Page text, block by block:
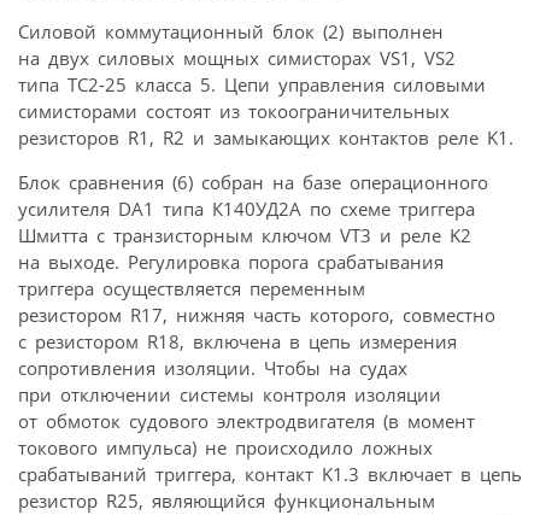
Силовой коммутационный блок (2) выполнен
на двух силовых мощных симисторах VS1, VS2
типа ТС2-25 класса 5. Цепи управления силовыми
симисторами состоят из токоограничительных
резисторов R1, R2 и замыкающих контактов реле K1.
Блок сравнения (6) собран на базе операционного
усилителя DA1 типа К140УД2А по схеме триггера
Шмитта с транзисторным ключом VT3 и реле K2
на выходе. Регулировка порога срабатывания
триггера осуществляется переменным
резистором R17, нижняя часть которого, совместно
с резистором R18, включена в цепь измерения
сопротивления изоляции. Чтобы на судах
при отключении системы контроля изоляции
от обмоток судового электродвигателя (в момент
токового импульса) не происходило ложных
срабатываний триггера, контакт K1.3 включает в цепь
резистор R25, являющийся функциональным